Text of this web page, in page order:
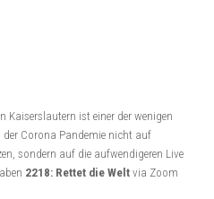
Kaiserslautern ist einer der wenigen
Corona Pandemie nicht auf
sondern auf die aufwendigeren Live
2218: Rettet die Welt via Zoom